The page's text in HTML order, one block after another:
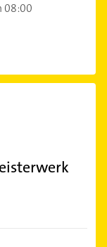
08:00